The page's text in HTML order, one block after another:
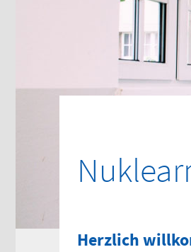
116117
Psychiatrische
Für Erwachsene:
0371 - 333
0371 - 333
Herzlich